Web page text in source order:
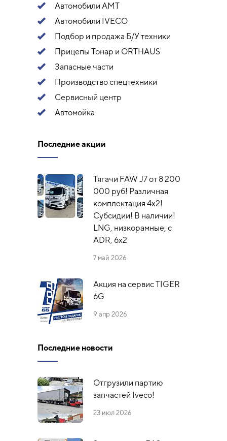
Автомобили АМТ
Автомобили IVECO
Подбор и продажа Б/У техники
Прицепы Тонар и ORTHAUS
Запасные части
Производство спецтехники
Сервисный центр
Автомойка
Последние акции
Тягачи FAW J7 от 8 200
000 руб! Различная
комплектация 4х2!
Субсидии! В наличии!
LNG, низкорамные, с
ADR, 6x2
7 май 2026
Акция на сервис TIGER
6G
9 апр 2026
Последние новости
Отгрузили партию
запчастей Iveco!
23 июл 2026